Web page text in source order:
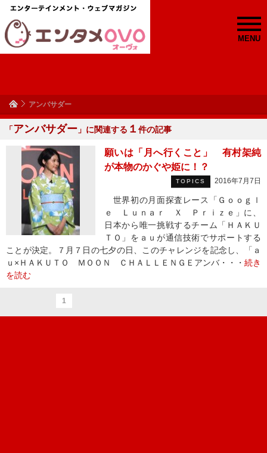
MENU
アンバサダー
「アンバサダー 」に関連する １ 件の記事
願いは「月へ行くこと」 有村架純
が本物のかぐや姫に！？
TOPICS 2016年7月7日
世界初の月面探査レース「Ｇｏｏｇｌ
ｅ Ｌｕｎａｒ Ｘ Ｐｒｉｚｅ」に、
日本から唯一挑戦するチーム「ＨＡＫＵ
ＴＯ」をａｕが通信技術でサポートする
ことが決定。７月７日の七夕の日、このチャレンジを記念し、「ａ
ｕ×ＨＡＫＵＴＯ ＭＯＯＮ ＣＨＡＬＬＥＮＧＥアンバ・・・ 続き
を読む
1